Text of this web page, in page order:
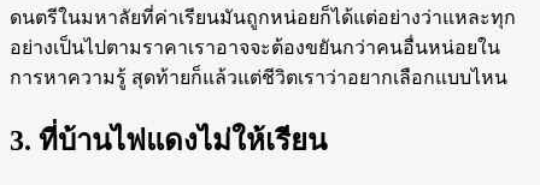
ดนตรีในมหาลัยที่ค่าเรียนมันถูกหน่อยก็ได้แต่อย่างว่าแหละทุก
อย่างเป็นไปตามราคาเราอาจจะต้องขยันกว่าคนอื่นหน่อยใน
การหาความรู้ สุดท้ายก็แล้วแต่ชีวิตเราว่าอยากเลือกแบบไหน
3. ที่บ้านไฟแดงไม่ให้เรียน